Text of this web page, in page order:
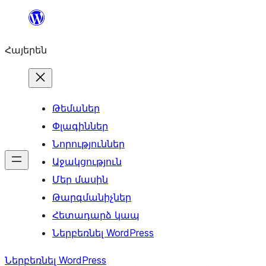
Անցնել
Հայերեն
Թեմաներ
Փլագիններ
Նորություններ
Աջակցություն
Մեր մասին
Թարգմանիչներ
Հետադարձ կապ
Ներբեռնել WordPress
Ներբեռնել WordPress